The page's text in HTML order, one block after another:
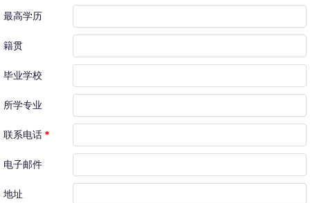
最高学历
籍贯
毕业学校
所学专业
联系电话 *
电子邮件
地址